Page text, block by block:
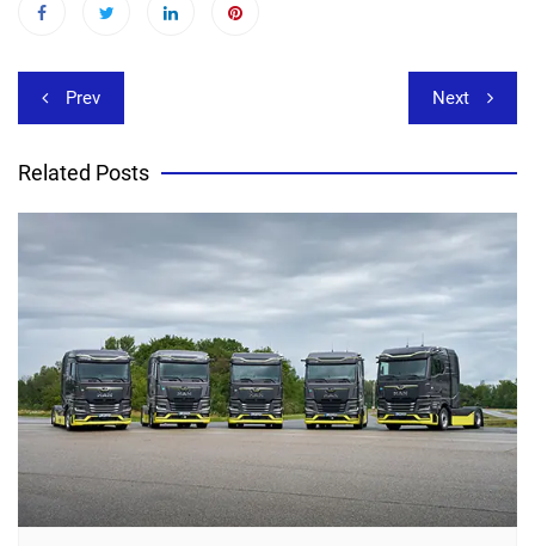
Beitragsnavigation
Prev Next
Related Posts